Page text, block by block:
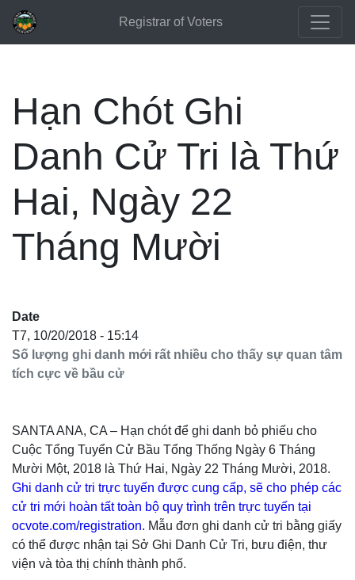
Registrar of Voters
Hạn Chót Ghi
Danh Cử Tri là Thứ
Hai, Ngày 22
Tháng Mười
Date
T7, 10/20/2018 - 15:14
Số lượng ghi danh mới rất nhiều cho thấy sự quan tâm
tích cực về bầu cử
SANTA ANA, CA – Hạn chót để ghi danh bỏ phiếu cho
Cuộc Tổng Tuyển Cử Bầu Tổng Thống Ngày 6 Tháng
Mười Một, 2018 là Thứ Hai, Ngày 22 Tháng Mười, 2018.
Ghi danh cử tri trực tuyến được cung cấp, sẽ cho phép các
cử tri mới hoàn tất toàn bộ quy trình trên trực tuyến tại
ocvote.com/registration. Mẫu đơn ghi danh cử tri bằng giấy
có thể được nhận tại Sở Ghi Danh Cử Tri, bưu điện, thư
viện và tòa thị chính thành phố.